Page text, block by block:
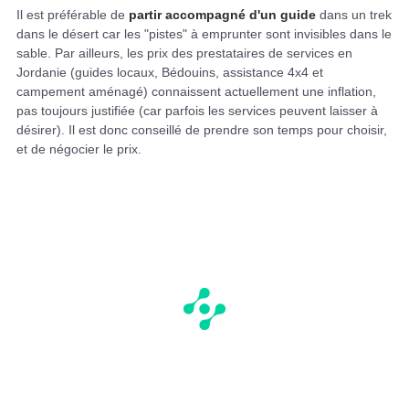
Il est préférable de partir accompagné d'un guide dans un trek
dans le désert car les "pistes" à emprunter sont invisibles dans le
sable. Par ailleurs, les prix des prestataires de services en
Jordanie (guides locaux, Bédouins, assistance 4x4 et
campement aménagé) connaissent actuellement une inflation,
pas toujours justifiée (car parfois les services peuvent laisser à
désirer). Il est donc conseillé de prendre son temps pour choisir,
et de négocier le prix.